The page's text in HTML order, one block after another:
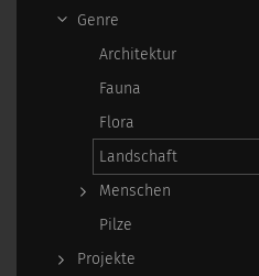
Genre
Architektur
Fauna
Flora
Landschaft
Menschen
Pilze
Projekte